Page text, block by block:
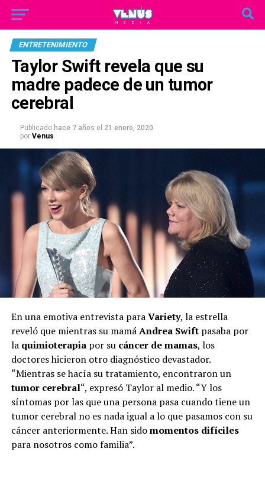
ENTRETENIMIENTO
Taylor Swift revela que su
madre padece de un tumor
cerebral
Publicado hace 7 años el 21 enero, 2020
por Venus
En una emotiva entrevista paraVariety, la estrella
reveló que mientras su mamáAndrea Swiftpasaba por
laquimioterapiapor su cáncer de mamas, los
doctores hicieron otro diagnóstico devastador.
“Mientras se hacía su tratamiento, encontraron un
tumor cerebral“, expresó Taylor al medio. “Y los
síntomas por las que una persona pasa cuando tiene un
tumor cerebral no es nada igual a lo que pasamos con su
cáncer anteriormente. Han sidomomentos difíciles
para nosotros como familia”.